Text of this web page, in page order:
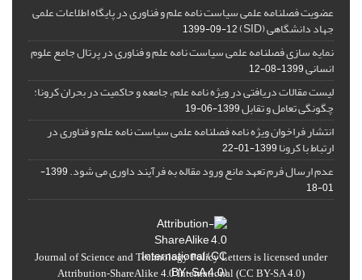
عضویت فصلنامه علمی سیاست نامه علم و فناوری در پایگاه اطلاعات علمی
جهاد دانشگاهی (SID) 1399-09-12
نمایه سازی فصلنامه علمی سیاست نامه علم و فناوری در پرتال جامع علوم
انسانی1399-08-12
لیست مقالات دریافتی در ویژه نامه علم، جامعه و حاکمیت در بحران کرونا:
چگونگی تعامل و تقابل1399-06-19
انتشار فراخوان ویژه‏ نامه فصلنامه علمی سیاست نامه علم و فناوری در
ارتباط با کرونا1399-01-22
عدم ارسال فرم تعهد مانع ورود مقاله به فرآیند داوری می شود.
1399-
01-18
Journal of Science and Technology Policy Letters is licensed under
Attribution-ShareAlike 4.0 International (CC BY-SA 4.0)